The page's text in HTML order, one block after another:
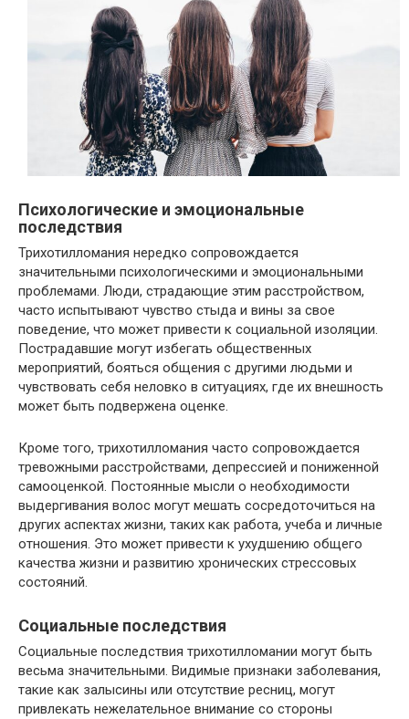
Психологические и эмоциональные
последствия
Трихотилломания нередко сопровождается
значительными психологическими и эмоциональными
проблемами. Люди, страдающие этим расстройством,
часто испытывают чувство стыда и вины за свое
поведение, что может привести к социальной изоляции.
Пострадавшие могут избегать общественных
мероприятий, бояться общения с другими людьми и
чувствовать себя неловко в ситуациях, где их внешность
может быть подвержена оценке.
Кроме того, трихотилломания часто сопровождается
тревожными расстройствами, депрессией и пониженной
самооценкой. Постоянные мысли о необходимости
выдергивания волос могут мешать сосредоточиться на
других аспектах жизни, таких как работа, учеба и личные
отношения. Это может привести к ухудшению общего
качества жизни и развитию хронических стрессовых
состояний.
Социальные последствия
Социальные последствия трихотилломании могут быть
весьма значительными. Видимые признаки заболевания,
такие как залысины или отсутствие ресниц, могут
привлекать нежелательное внимание со стороны